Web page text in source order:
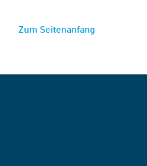
Zum Seitenanfang